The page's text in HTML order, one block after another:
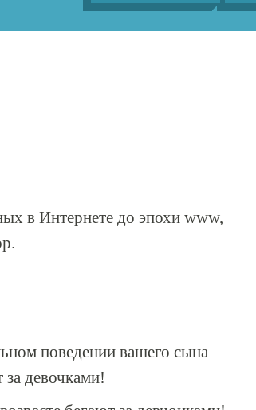
в Интернете до эпохи www,
поведении вашего сына
за девочками!